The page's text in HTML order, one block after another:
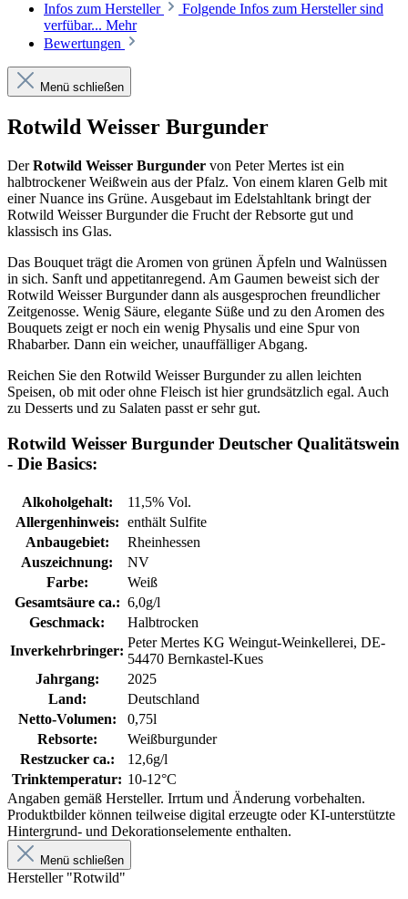
Infos zum Hersteller
Folgende Infos zum Hersteller sind
verfübar... Mehr
Bewertungen
Menü schließen
Rotwild Weisser Burgunder
DerRotwild Weisser Burgunder von Peter Mertes ist ein
halbtrockener Weißwein aus der Pfalz. Von einem klaren Gelb mit
einer Nuance ins Grüne. Ausgebaut im Edelstahltank bringt der
Rotwild Weisser Burgunder die Frucht der Rebsorte gut und
klassisch ins Glas.
Das Bouquet trägt die Aromen von grünen Äpfeln und Walnüssen
in sich. Sanft und appetitanregend. Am Gaumen beweist sich der
Rotwild Weisser Burgunder dann als ausgesprochen freundlicher
Zeitgenosse. Wenig Säure, elegante Süße und zu den Aromen des
Bouquets zeigt er noch ein wenig Physalis und eine Spur von
Rhabarber. Dann ein weicher, unauffälliger Abgang.
Reichen Sie den Rotwild Weisser Burgunder zu allen leichten
Speisen, ob mit oder ohne Fleisch ist hier grundsätzlich egal. Auch
zu Desserts und zu Salaten passt er sehr gut.
Rotwild Weisser Burgunder Deutscher Qualitätswein
- Die Basics:
Alkoholgehalt:
11,5% Vol.
Allergenhinweis: enthält Sulfite
Anbaugebiet:
Rheinhessen
Auszeichnung:
NV
Farbe:
Weiß
Gesamtsäure ca.: 6,0g/l
Geschmack:
Halbtrocken
Inverkehrbringer:
Peter Mertes KG Weingut-Weinkellerei, DE-
54470 Bernkastel-Kues
Jahrgang:
2025
Land:
Deutschland
Netto-Volumen:
0,75l
Rebsorte:
Weißburgunder
Restzucker ca.:
12,6g/l
Trinktemperatur: 10-12°C
Angaben gemäß Hersteller. Irrtum und Änderung vorbehalten.
Produktbilder können teilweise digital erzeugte oder KI-unterstützte
Hintergrund- und Dekorationselemente enthalten.
Menü schließen
Hersteller "Rotwild"